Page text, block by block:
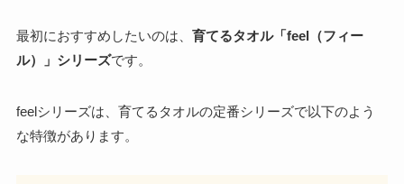
最初におすすめしたいのは、 育てるタオル「feel（フィー
ル）」シリーズです。
feelシリーズは、育てるタオルの定番シリーズで以下のよう
な特徴があります。